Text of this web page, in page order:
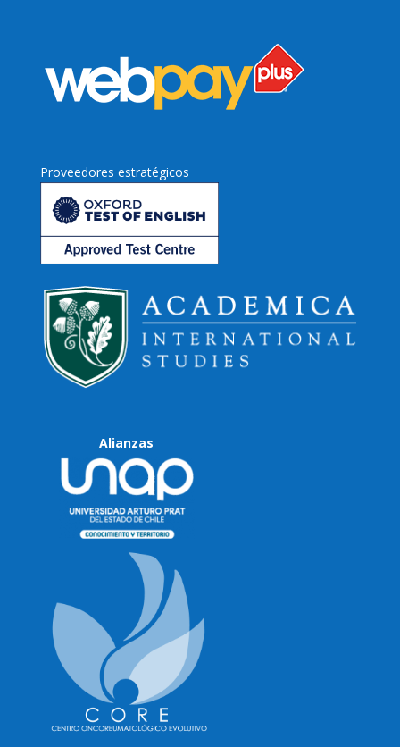
Proveedores estratégicos
Alianzas